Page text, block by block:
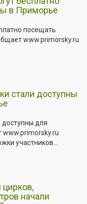
в Приморье
посещать
www.primorsky.ru
стали доступны
для
участников...
начали